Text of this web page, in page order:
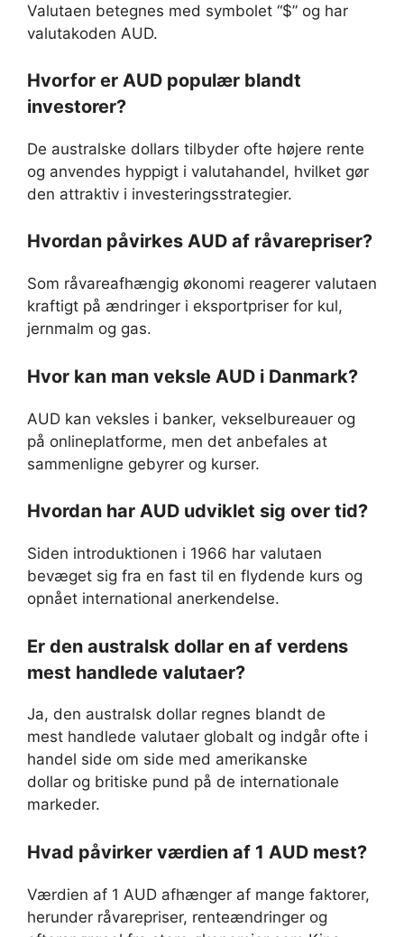
Valutaen betegnes med symbolet “$” og har
valutakoden AUD.
Hvorfor er AUD populær blandt
investorer?
De australske dollars tilbyder ofte højere rente
og anvendes hyppigt i valutahandel, hvilket gør
den attraktiv i investeringsstrategier.
Hvordan påvirkes AUD af råvarepriser?
Som råvareafhængig økonomi reagerer valutaen
kraftigt på ændringer i eksportpriser for kul,
jernmalm og gas.
Hvor kan man veksle AUD i Danmark?
AUD kan veksles i banker, vekselbureauer og
på onlineplatforme, men det anbefales at
sammenligne gebyrer og kurser.
Hvordan har AUD udviklet sig over tid?
Siden introduktionen i 1966 har valutaen
bevæget sig fra en fast til en flydende kurs og
opnået international anerkendelse.
Er den australsk dollar en af verdens
mest handlede valutaer?
Ja, den australsk dollar regnes blandt de
mest handlede valutaer globalt og indgår ofte i
handel side om side med amerikanske
dollar og britiske pund på de internationale
markeder.
Hvad påvirker værdien af 1 AUD mest?
Værdien af 1 AUD afhænger af mange faktorer,
herunder råvarepriser, renteændringer og